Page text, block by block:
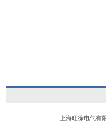
上海旺徐电气有